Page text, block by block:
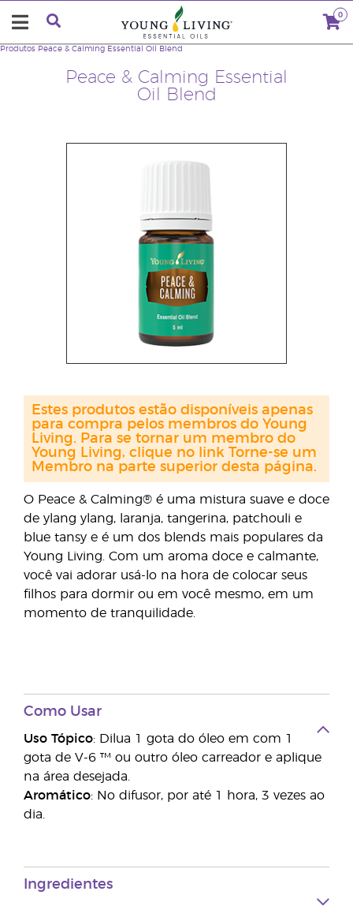
0
Peace & Calming Essential
Oil Blend
Produtos Peace & Calming Essential Oil Blend
O Peace & Calming® é uma mistura suave e doce
de ylang ylang, laranja, tangerina, patchouli e
blue tansy e é um dos blends mais populares da
Young Living. Com um aroma doce e calmante,
você vai adorar usá-lo na hora de colocar seus
filhos para dormir ou em você mesmo, em um
momento de tranquilidade.
Estes produtos estão disponíveis apenas
para compra pelos membros do Young
Living. Para se tornar um membro do
Young Living, clique no link Torne-se um
Membro na parte superior desta página.
Como Usar
Uso Tópico: Dilua 1 gota do óleo em com 1
gota de V-6 ™ ou outro óleo carreador e aplique
na área desejada.
Aromático: No difusor, por até 1 hora, 3 vezes ao
dia.
Ingredientes